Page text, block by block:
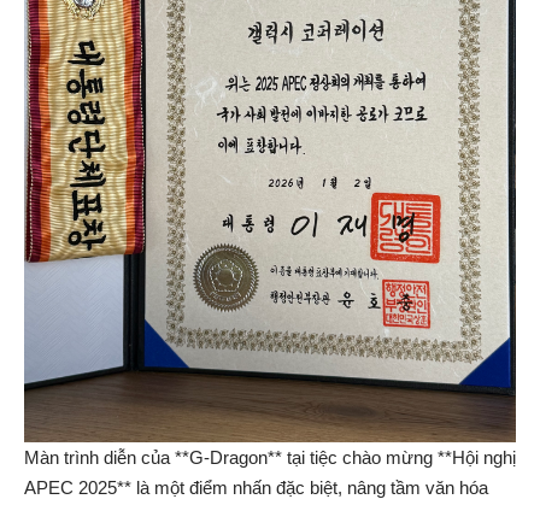
Màn trình diễn của **G-Dragon** tại tiệc chào mừng **Hội nghị
APEC 2025** là một điểm nhấn đặc biệt, nâng tầm văn hóa